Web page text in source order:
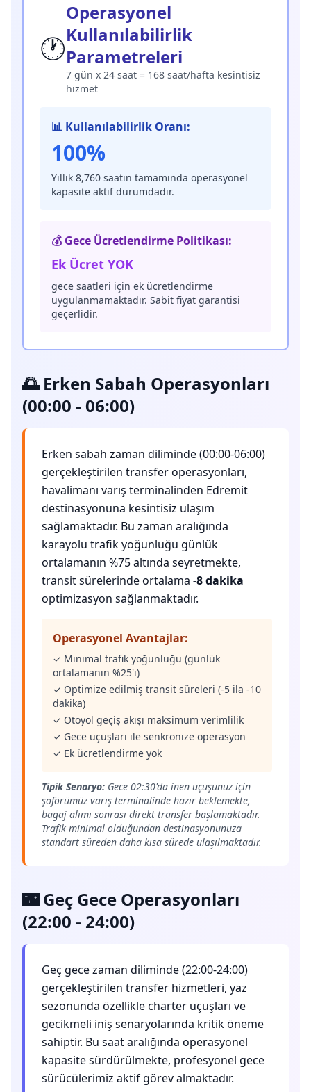
🕐
Operasyonel
Kullanılabilirlik
Parametreleri
7 gün x 24 saat = 168 saat/hafta kesintisiz
hizmet
📊 Kullanılabilirlik Oranı:
100%
Yıllık 8,760 saatin tamamında operasyonel
kapasite aktif durumdadır.
💰 Gece Ücretlendirme Politikası:
Ek Ücret YOK
gece saatleri için ek ücretlendirme
uygulanmamaktadır. Sabit fiyat garantisi
geçerlidir.
🌅 Erken Sabah Operasyonları
(00:00 - 06:00)
Erken sabah zaman diliminde (00:00-06:00)
gerçekleştirilen transfer operasyonları,
havalimanı varış terminalinden Edremit
destinasyonuna kesintisiz ulaşım
sağlamaktadır. Bu zaman aralığında
karayolu trafik yoğunluğu günlük
ortalamanın %75 altında seyretmekte,
transit sürelerinde ortalama -8 dakika
optimizasyon sağlanmaktadır.
Operasyonel Avantajlar:
✓ Minimal trafik yoğunluğu (günlük
ortalamanın %25'i)
✓ Optimize edilmiş transit süreleri (-5 ila -10
dakika)
✓ Otoyol geçiş akışı maksimum verimlilik
✓ Gece uçuşları ile senkronize operasyon
✓ Ek ücretlendirme yok
Tipik Senaryo: Gece 02:30'da inen uçuşunuz için
şoförümüz varış terminalinde hazır beklemekte,
bagaj alımı sonrası direkt transfer başlamaktadır.
Trafik minimal olduğundan destinasyonunuza
standart süreden daha kısa sürede ulaşılmaktadır.
🌃 Geç Gece Operasyonları
(22:00 - 24:00)
Geç gece zaman diliminde (22:00-24:00)
gerçekleştirilen transfer hizmetleri, yaz
sezonunda özellikle charter uçuşları ve
gecikmeli iniş senaryolarında kritik öneme
sahiptir. Bu saat aralığında operasyonel
kapasite sürdürülmekte, profesyonel gece
sürücülerimiz aktif görev almaktadır.